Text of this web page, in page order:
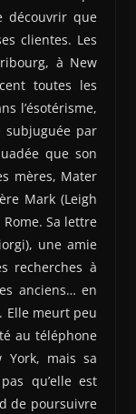
découvrir que
clientes. Les
à New
toutes les
l’ésotérisme,
subjuguée par
que son
mères, Mater
Mark (Leigh
Sa lettre
une amie
recherches à
anciens… en
Elle meurt peu
au téléphone
mais sa
qu’elle est
de poursuivre